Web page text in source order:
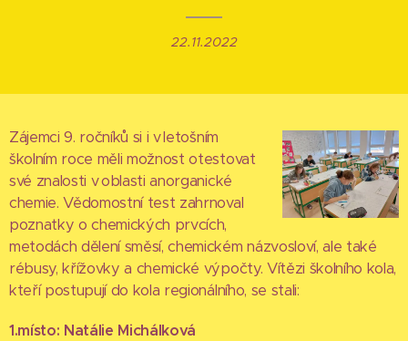
22.11.2022
Zájemci 9. ročníků si i v letošním
školním roce měli možnost otestovat
své znalosti v oblasti anorganické
chemie. Vědomostní test zahrnoval
poznatky o chemických prvcích,
metodách dělení směsí, chemickém názvosloví, ale také
rébusy, křížovky a chemické výpočty. Vítězi školního kola,
kteří postupují do kola regionálního, se stali:
1.místo: Natálie Michálková